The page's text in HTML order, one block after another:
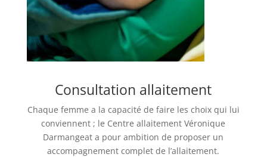
Consultation allaitement
Chaque femme a la capacité de faire les choix qui lui
conviennent ; le Centre allaitement Véronique
Darmangeat a pour ambition de proposer un
accompagnement complet de l’allaitement.